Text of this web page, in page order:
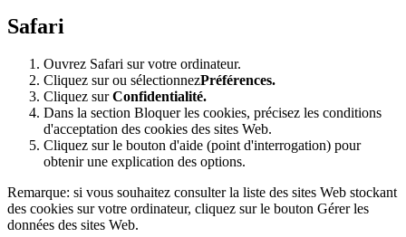
Safari
Ouvrez Safari sur votre ordinateur.
Cliquez sur ou sélectionnezPréférences.
Cliquez surConfidentialité.
Dans la section Bloquer les cookies, précisez les conditions
d'acceptation des cookies des sites Web.
Cliquez sur le bouton d'aide (point d'interrogation) pour
obtenir une explication des options.
Remarque: si vous souhaitez consulter la liste des sites Web stockant
des cookies sur votre ordinateur, cliquez sur le bouton Gérer les
données des sites Web.